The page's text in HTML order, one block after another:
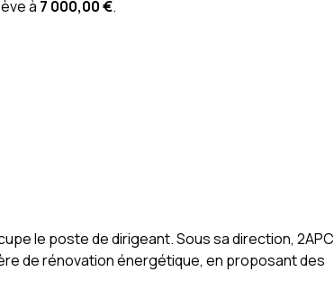
à 7 000,00 €.
le poste de dirigeant. Sous sa direction, 2APC
de rénovation énergétique, en proposant des